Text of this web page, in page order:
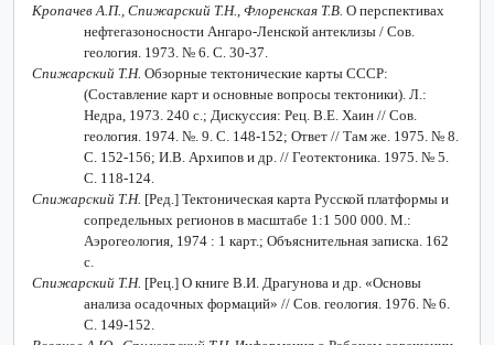
Кропачев А.П., Спижарский Т.Н., Флоренская Т.В. О перспективах
нефтегазоносности Ангаро-Ленской антеклизы / Сов.
геология. 1973. № 6. С. 30-37.
Спижарский Т.Н. Обзорные тектонические карты СССР:
(Составление карт и основные вопросы тектоники). Л.:
Недра, 1973. 240 с.; Дискуссия: Рец. В.Е. Хаин // Сов.
геология. 1974. №. 9. С. 148-152; Ответ // Там же. 1975. № 8.
С. 152-156; И.В. Архипов и др. // Геотектоника. 1975. № 5.
С. 118-124.
Спижарский Т.Н. [Ред.] Тектоническая карта Русской платформы и
сопредельных регионов в масштабе 1:1 500 000. М.:
Аэрогеология, 1974 : 1 карт.; Объяснительная записка. 162
с.
Спижарский Т.Н. [Рец.] О книге В.И. Драгунова и др. «Основы
анализа осадочных формаций» // Сов. геология. 1976. № 6.
С. 149-152.